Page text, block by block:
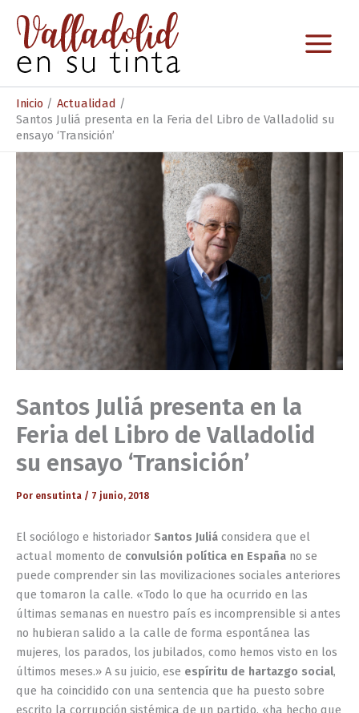
contenido
Inicio
Actualidad
Santos Juliá presenta en la Feria del Libro de Valladolid su
ensayo ‘Transición’
Santos Juliá presenta en la
Feria del Libro de Valladolid
su ensayo ‘Transición’
Por ensutinta / 7 junio, 2018
El sociólogo e historiador Santos Juliá considera que el
actual momento de convulsión política en España no se
puede comprender sin las movilizaciones sociales anteriores
que tomaron la calle. «Todo lo que ha ocurrido en las
últimas semanas en nuestro país es incomprensible si antes
no hubieran salido a la calle de forma espontánea las
mujeres, los parados, los jubilados, como hemos visto en los
últimos meses.» A su juicio, ese espíritu de hartazgo social,
que ha coincidido con una sentencia que ha puesto sobre
escrito la corrupción sistémica de un partido, «ha hecho que